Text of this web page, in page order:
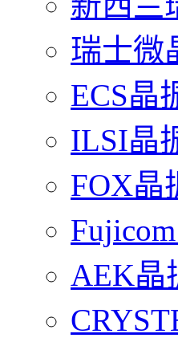
瑞士微
ECS晶
ILSI晶
FOX晶
AEK晶